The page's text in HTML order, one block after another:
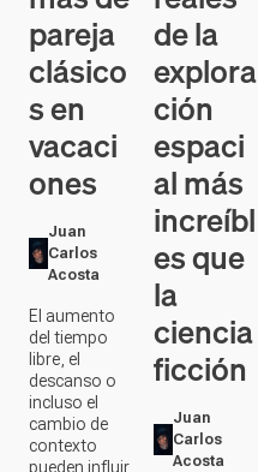
pareja
clásico
s en
vacaci
ones
Juan
Carlos
Acosta
El aumento
del tiempo
libre, el
descanso o
incluso el
cambio de
contexto
pueden influir
de la
explora
ción
espaci
al más
increíbl
es que
la
ciencia
ficción
Juan
Carlos
Acosta